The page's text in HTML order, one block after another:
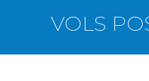
VOLS